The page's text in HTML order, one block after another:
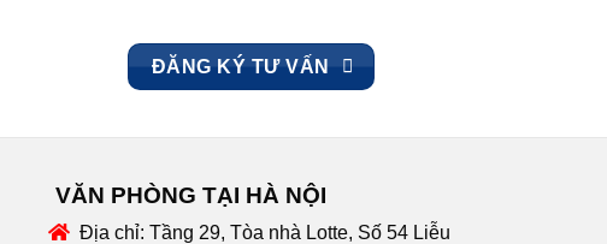
ĐĂNG KÝ TƯ VẤN
VĂN PHÒNG TẠI HÀ NỘI
Địa chỉ:Tầng 29, Tòa nhà Lotte, Số 54 Liễu